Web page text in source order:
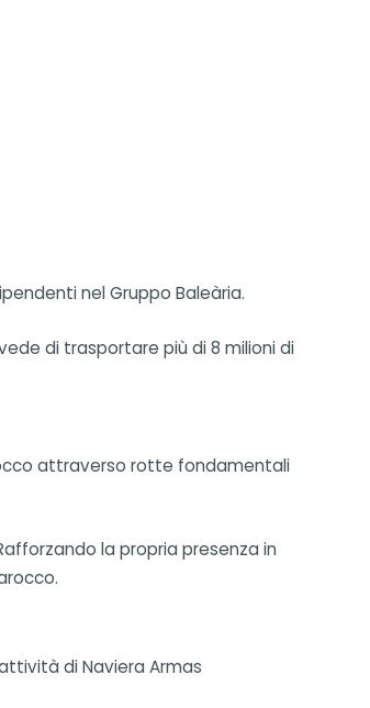
nel Gruppo Baleària.
di trasportare più di 8 milioni di
attraverso rotte fondamentali
la propria presenza in
di Naviera Armas